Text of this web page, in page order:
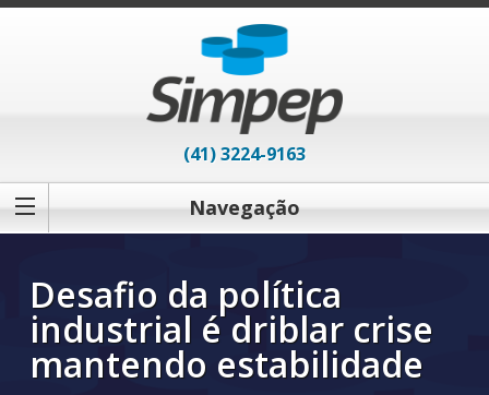
(41) 3224-9163
Navegação
Desafio da política
industrial é driblar crise
mantendo estabilidade